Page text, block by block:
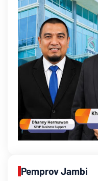
Pemprov Jambi